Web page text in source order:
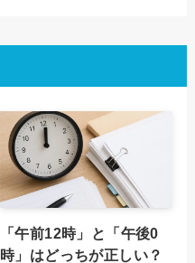
「午前12時」と「午後0
時」はどっちが正しい？